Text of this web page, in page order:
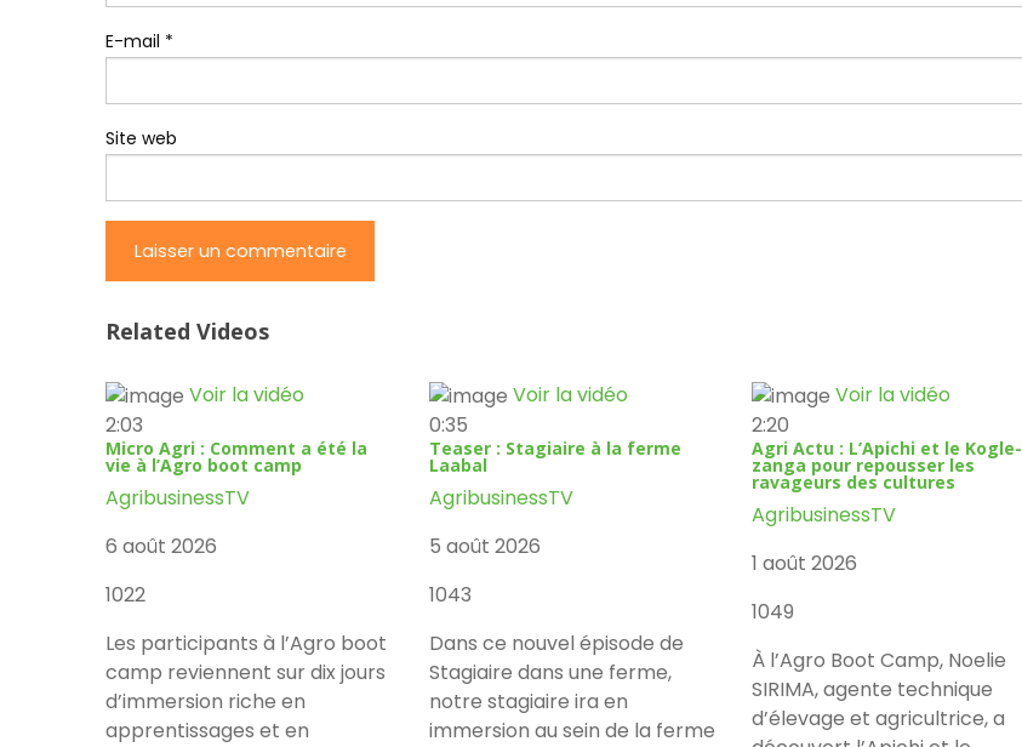
E-mail *
Site web
Related Videos
Voir la vidéo
2:03
Micro Agri : Comment a été la
vie à l’Agro boot camp
AgribusinessTV
6 août 2026
1022
Les participants à l’Agro boot
camp reviennent sur dix jours
d’immersion riche en
apprentissages et en
Voir la vidéo
0:35
Teaser : Stagiaire à la ferme
Laabal
AgribusinessTV
5 août 2026
1043
Dans ce nouvel épisode de
Stagiaire dans une ferme,
notre stagiaire ira en
immersion au sein de la ferme
Voir la vidéo
2:20
Agri Actu : L’Apichi et le Kogle-
zanga pour repousser les
ravageurs des cultures
AgribusinessTV
1 août 2026
1049
À l’Agro Boot Camp, Noelie
SIRIMA, agente technique
d’élevage et agricultrice, a